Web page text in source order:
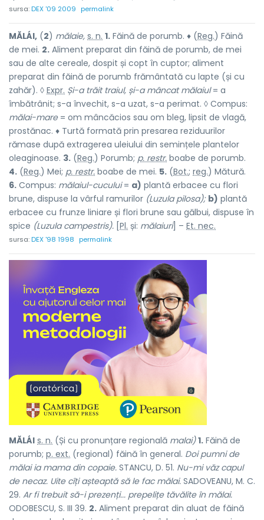
sursa:DEX '09 2009 permalink
MĂLÁI, (2) mălaie, s. n. 1. Făină de porumb. ♦ (Reg.) Făină
de mei. 2. Aliment preparat din făină de porumb, de mei
sau de alte cereale, dospit și copt în cuptor; aliment
preparat din făină de porumb frământată cu lapte (și cu
zahăr). ◊ Expr. Și-a trăit traiul, și-a mâncat mălaiul= a
îmbătrânit; s-a învechit, s-a uzat, s-a perimat. ◊ Compus:
mălai-mare= om mâncăcios sau om bleg, lipsit de vlagă,
prostănac. ♦ Turtă formată prin presarea reziduurilor
rămase după extragerea uleiului din semințele plantelor
oleaginoase. 3. (Reg.) Porumb; p. restr. boabe de porumb.
4. (Reg.) Mei; p. restr. boabe de mei. 5. (Bot.; reg.) Mătură.
6. Compus: mălaiul-cucului= a) plantă erbacee cu flori
brune, dispuse la vârful ramurilor (Luzula pilosa); b) plantă
erbacee cu frunze liniare și flori brune sau gălbui, dispuse în
spice (Luzula campestris). Pl. și: mălaiuri] – Et. nec.
sursa:DEX '98 1998 permalink
MĂLÁI s. n. (Și cu pronunțare regională malai) 1. Făină de
porumb; p. ext. (regional) făină în general. Doi pumni de
mălai ia mama din copaie. STANCU, D. 51. Nu-mi văz capul
de necaz. Uite cîți așteaptă să le fac mălai. SADOVEANU, M. C.
29. Ar fi trebuit să-i prezenți... prepelițe tăvălite în mălai.
ODOBESCU, S. III 39. 2. Aliment preparat din aluat de făină